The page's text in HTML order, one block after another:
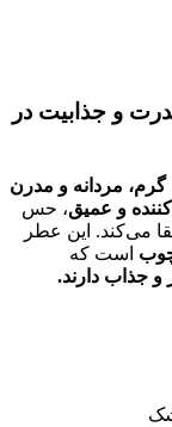
و جذابیت در
گرم، مردانه و مدرن
و عمیق، حس
می‌کند. این عطر
چوب است که
جذاب دارند.